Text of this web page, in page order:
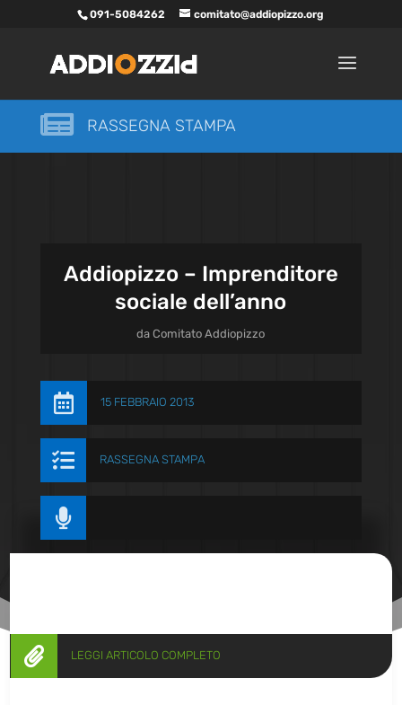
091-5084262 comitato@addiopizzo.org
 RASSEGNA STAMPA
Addiopizzo – Imprenditore
sociale dell’anno
daComitato Addiopizzo
 15 FEBBRAIO 2013
 RASSEGNA STAMPA

 LEGGI ARTICOLO COMPLETO